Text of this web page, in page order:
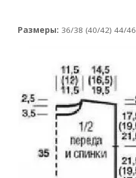
Размеры: 36/38 (40/42) 44/46